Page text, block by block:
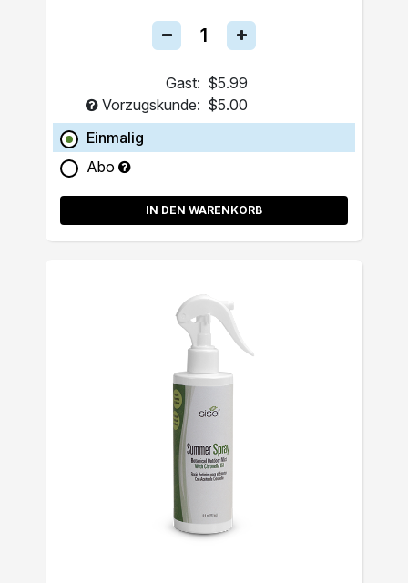
Gast: $5.99
Vorzugskunde: $5.00
Einmalig
Abo
IN DEN WARENKORB